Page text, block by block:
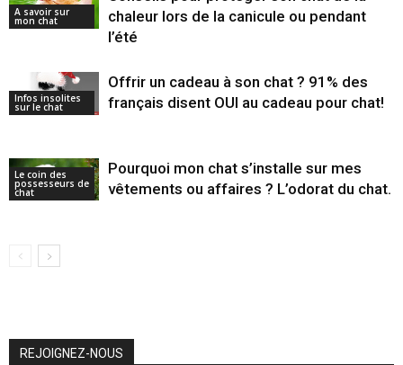
A savoir sur
mon chat
chaleur lors de la canicule ou pendant
l’été
Infos insolites
sur le chat
Offrir un cadeau à son chat ? 91% des
français disent OUI au cadeau pour chat!
Le coin des
possesseurs de
chat
Pourquoi mon chat s’installe sur mes
vêtements ou affaires ? L’odorat du chat.
REJOIGNEZ-NOUS